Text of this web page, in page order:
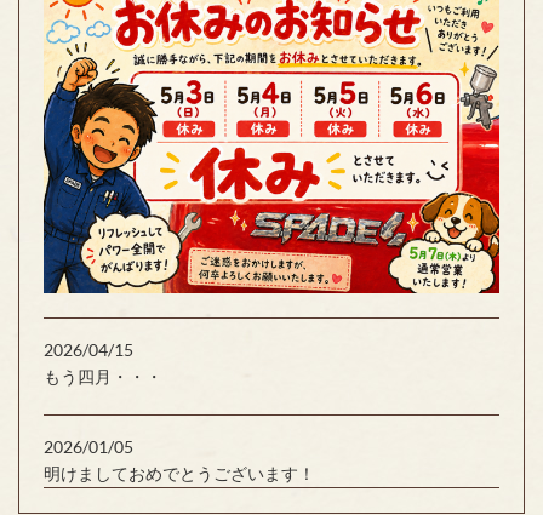
2026/04/15
もう四月・・・
2026/01/05
明けましておめでとうございます！